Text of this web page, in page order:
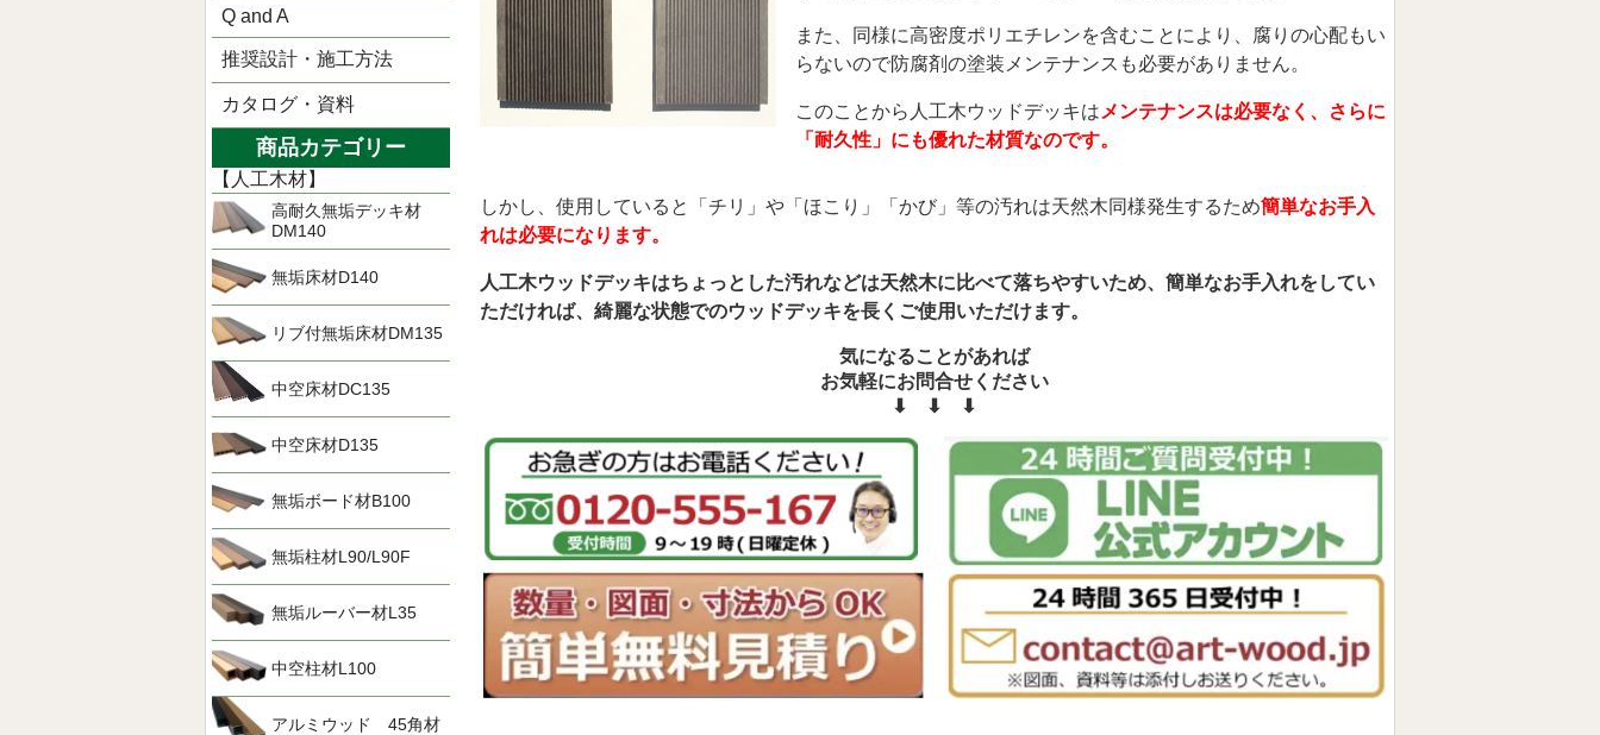
また、同様に高密度ポリエチレンを含むことにより、腐りの心配もい
らないので防腐剤の塗装メンテナンスも必要がありません。
このことから人工木ウッドデッキは メンテナンスは必要なく、さらに
「耐久性」にも優れた材質なのです。
しかし、使用していると「チリ」や「ほこり」「かび」等の汚れは天然木同様発生するため簡単なお手入
れは必要になります。
人工木ウッドデッキはちょっとした汚れなどは天然木に比べて落ちやすいため、簡単なお手入れをしてい
ただければ、綺麗な状態でのウッドデッキを長くご使用いただけます。
気になることがあれば
お気軽にお問合せください
⬇︎ ⬇︎ ⬇︎
Q and A
推奨設計・施工方法
カタログ・資料
商品カテゴリー
【人工木材】
高耐久無垢デッキ材
DM140
無垢床材D140
リブ付無垢床材DM135
中空床材DC135
中空床材D135
無垢ボード材B100
無垢柱材L90/L90F
無垢ルーバー材L35
中空柱材L100
アルミウッド 45角材